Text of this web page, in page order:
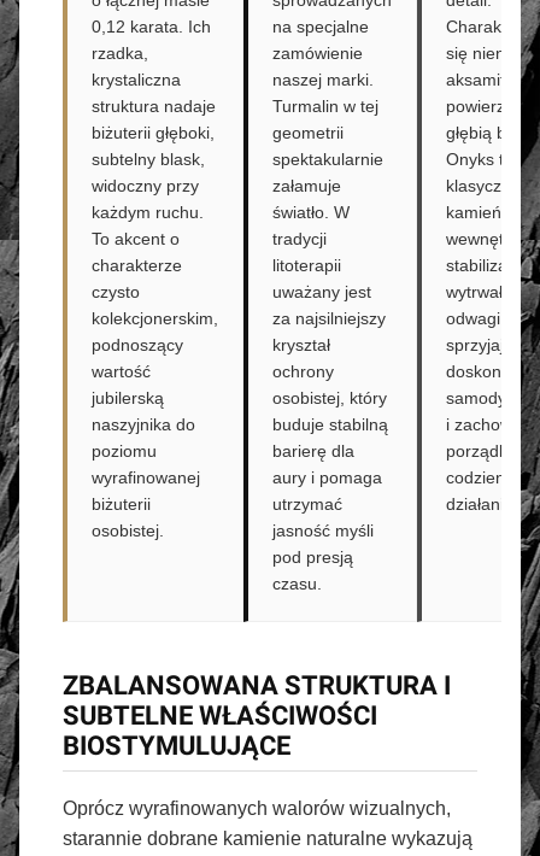
0,12 karata. Ich
rzadka,
krystaliczna
struktura nadaje
biżuterii głęboki,
subtelny blask,
widoczny przy
każdym ruchu.
To akcent o
charakterze
czysto
kolekcjonerskim,
podnoszący
wartość
jubilerską
naszyjnika do
poziomu
wyrafinowanej
biżuterii
osobistej.
na specjalne
zamówienie
naszej marki.
Turmalin w tej
geometrii
spektakularnie
załamuje
światło. W
tradycji
litoterapii
uważany jest
za najsilniejszy
kryształ
ochrony
osobistej, który
buduje stabilną
barierę dla
aury i pomaga
utrzymać
jasność myśli
pod presją
czasu.
się
aksamitną
głębią
Onyks to
klasyczny
kamień
wewnętrznej
stabilizacji,
wytrwałości
odwagi,
sprzyjający
doskonałej
i
porządku w
codziennych
działaniach.
ZBALANSOWANA STRUKTURA I
SUBTELNE WŁAŚCIWOŚCI
BIOSTYMULUJĄCE
Oprócz wyrafinowanych walorów wizualnych,
starannie dobrane kamienie naturalne wykazują